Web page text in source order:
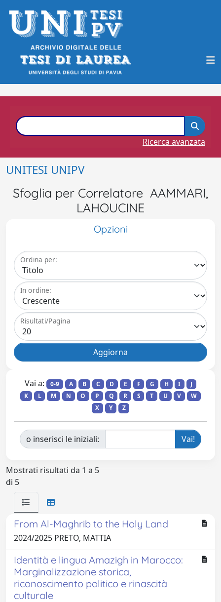
Ricerca avanzata
UNITESI UNIPV
Sfoglia per Correlatore AAMMARI,
LAHOUCINE
Opzioni
Ordina per:
In ordine:
Risultati/Pagina
Vai a: 0-9 A B C D E F G H I
J
K
L M N O P Q R S T U V
W
X
Y Z
o inserisci le iniziali:
Mostrati risultati da 1 a 5
di 5
From Al-Maghrib to the Holy Land
2024/2025 PRETO, MATTIA
Identità e lingua Amazigh in Marocco:
Marginalizzazione storica,
riconoscimento politico e rinascità
culturale